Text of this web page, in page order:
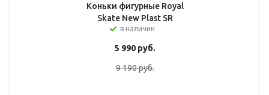
Коньки фигурные Royal
Skate New Plast SR
в наличии
5 990руб.
9 190руб.